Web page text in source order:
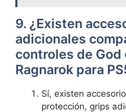
9. ¿Existen
adicionales
controles de God
Ragnarok para
Sí, existen
protección, grips